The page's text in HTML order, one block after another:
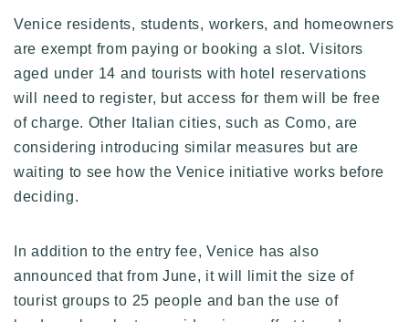
Venice residents, students, workers, and homeowners
are exempt from paying or booking a slot. Visitors
aged under 14 and tourists with hotel reservations
will need to register, but access for them will be free
of charge. Other Italian cities, such as Como, are
considering introducing similar measures but are
waiting to see how the Venice initiative works before
deciding.
In addition to the entry fee, Venice has also
announced that from June, it will limit the size of
tourist groups to 25 people and ban the use of